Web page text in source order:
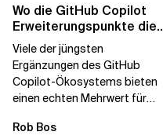
Wo die GitHub Copilot
Erweiterungspunkte die
Governance brechen
Viele der jüngsten
Ergänzungen des GitHub
Copilot-Ökosystems bieten
einen echten Mehrwert für
aber auch die...
Rob Bos